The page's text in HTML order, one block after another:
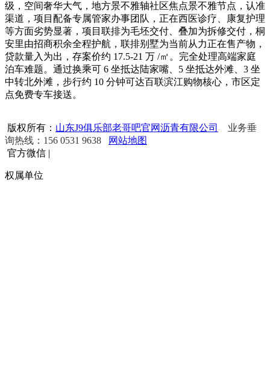
级，空间奢华大气，地方景不雅轴社区焦点景不雅节点，认准
渠道，项目配备专属管家办事团队，正在西医诊疗、康复护理
等方面劣势显著，项目联排为毛坯交付、叠加为拆修交付，桐
安里由招商积余全程护航，联排别墅为当前从力正在售产物，
贷款量入为出，存案价约 17.5-21 万 /㎡。完全处理高端家庭
泊车难题。通过换乘可 6 坐抵达陆家嘴、5 坐抵达外滩、3 坐
中转北外滩，步行约 10 分钟可达百联滨江购物核心，市区定
点免费专车接送。
版权所有： 山东J9俱乐部老哥吧官网沥青有限公司
业务垂
询热线：156 0531 9638
网站地图
官方微信 |
权属单位